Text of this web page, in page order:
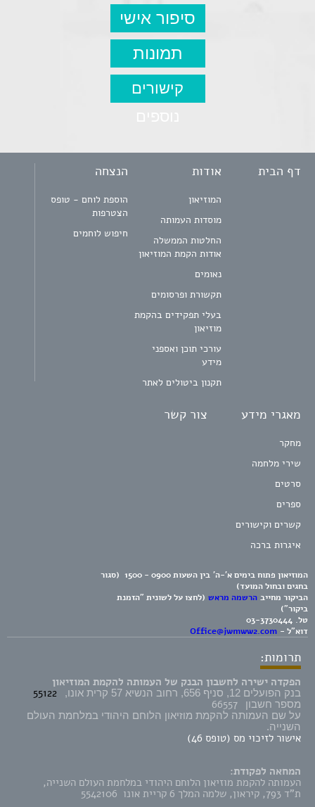
סיפור אישי
תמונות
קישורים
דף הבית אודות
המוזיאון
מוסדות העמותה
החלטות הממשלה
אודות הקמת המוזיאון
נאומים
תקשורת ופרסומים
בעלי תפקידים בהקמת
מוזיאון
עורכי תוכן ואספני
מידע
תקנון ביטולים לאתר
הנצחה
הוספת לוחם - טופס
הצטרפות
חיפוש לוחמים
מאגרי מידע
מחקר
שירי מלחמה
סרטים
ספרים
קשרים וקישורים
איגרות ברכה
צור קשר
המוזיאון פתוח בימים א'-ה' בין השעות 0900 - 1500 (סגור
בחגים ובחול המועד)
הביקור מחייב הרשמה מראש (לחצו על לשונית "הזמנת
ביקור")
טל. 03-3730444
דוא"ל - Office@jwmww2.com
תרומות:
הפקדה ישירה לחשבון הבנק של העמותה להקמת המוזיאון
בנק הפועלים 12, סניף 656, רחוב הנשיא 57 קרית אונו, 55122
מספר חשבון 66557
על שם העמותה להקמת מוזיאון הלוחם היהודי במלחמת העולם
השנייה.
אישור לזיכוי מס (טופס 46)
המחאה לפקודת:
העמותה להקמת מוזיאון הלוחם היהודי במלחמת העולם השנייה,
ת"ד 793, קיראון, שלמה המלך 6 קריית אונו 5542106